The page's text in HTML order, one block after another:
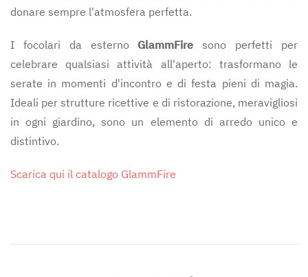
donare sempre l'atmosfera perfetta.
I focolari da esterno GlammFire sono perfetti per
celebrare qualsiasi attività all'aperto: trasformano le
serate in momenti d'incontro e di festa pieni di magia.
Ideali per strutture ricettive e di ristorazione, meravigliosi
in ogni giardino, sono un elemento di arredo unico e
distintivo.
Scarica qui il catalogo GlammFire